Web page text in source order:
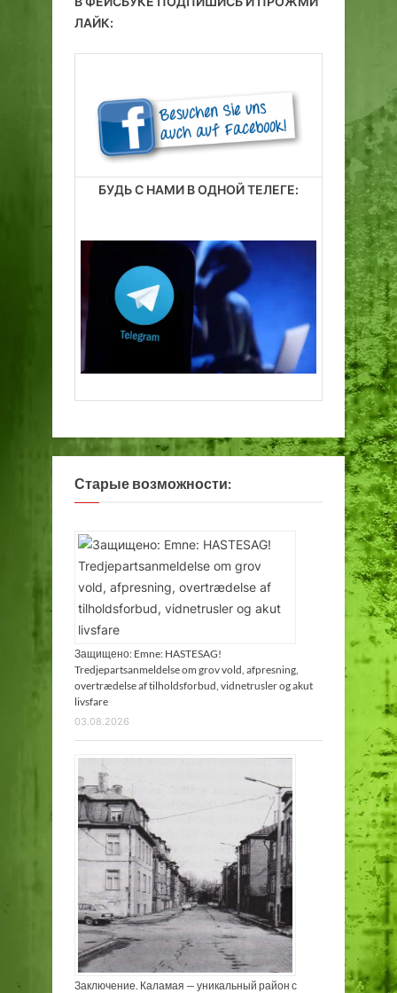
ЛАЙК:
БУДЬ С НАМИ В ОДНОЙ ТЕЛЕГЕ:
Старые возможности:
Защищено: Emne: HASTESAG!
Tredjepartsanmeldelse om grov vold, afpresning,
overtrædelse af tilholdsforbud, vidnetrusler og akut
livsfare
03.08.2026
Заключение. Каламая — уникальный район с